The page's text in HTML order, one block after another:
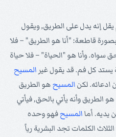
إنه يدل على الطريق, ويقول
قاطعة: "أنا هو الطريق" – فلا
سواه. وأنا هو "الحياة" – فلا حياة
يستد كل فم. قد يقول غير المسيح
ادعائه. لكن المسيح هو الطريق
هو الطريق وأنه يأتي بالحق, فيأتي
يديه. أماالمسيحفهو وحده
الكلمات تجد البشرية رياً